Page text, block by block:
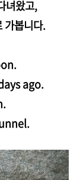
녀왔고,
가봅니다.
ago.